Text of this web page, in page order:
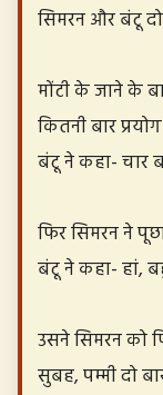
सिमरन और बंटू
मोंटी के जाने के
कितनी बार
बंटू ने कहा- चार
फिर सिमरन ने
बंटू ने कहा- हां,
उसने सिमरन को
सुबह, पम्मी दो